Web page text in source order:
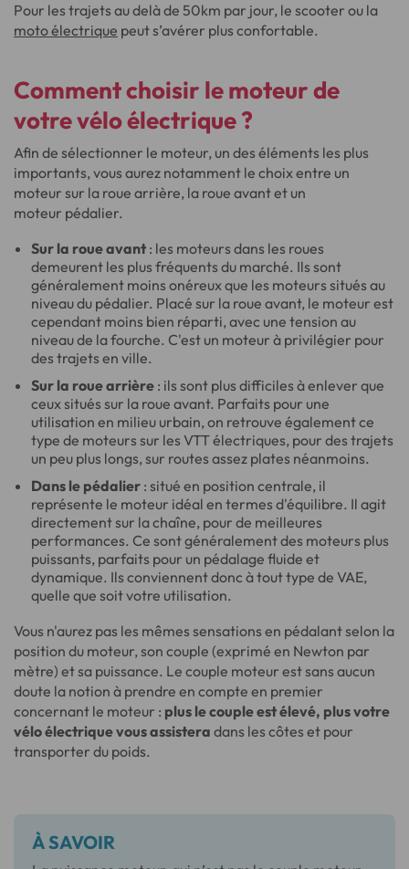
Pour les trajets au delà de 50km par jour, le scooter ou la
moto électrique peut s’avérer plus confortable.
Comment choisir le moteur de
votre vélo électrique ?
Afin de sélectionner le moteur, un des éléments les plus
importants, vous aurez notamment le choix entre un
moteur sur la roue arrière, la roue avant et un
moteur pédalier.
Sur la roue avant : les moteurs dans les roues
demeurent les plus fréquents du marché. Ils sont
généralement moins onéreux que les moteurs situés au
niveau du pédalier. Placé sur la roue avant, le moteur est
cependant moins bien réparti, avec une tension au
niveau de la fourche. C'est un moteur à privilégier pour
des trajets en ville.
Sur la roue arrière : ils sont plus difficiles à enlever que
ceux situés sur la roue avant. Parfaits pour une
utilisation en milieu urbain, on retrouve également ce
type de moteurs sur les VTT électriques, pour des trajets
un peu plus longs, sur routes assez plates néanmoins.
Dans le pédalier : situé en position centrale, il
représente le moteur idéal en termes d'équilibre. Il agit
directement sur la chaîne, pour de meilleures
performances. Ce sont généralement des moteurs plus
puissants, parfaits pour un pédalage fluide et
dynamique. Ils conviennent donc à tout type de VAE,
quelle que soit votre utilisation.
Vous n'aurez pas les mêmes sensations en pédalant selon la
position du moteur, son couple (exprimé en Newton par
mètre) et sa puissance. Le couple moteur est sans aucun
doute la notion à prendre en compte en premier
concernant le moteur : plus le couple est élevé, plus votre
vélo électrique vous assistera dans les côtes et pour
transporter du poids.
À SAVOIR